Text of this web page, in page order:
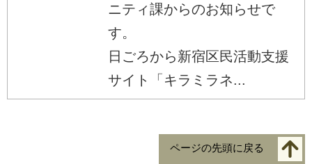
ニティ課からのお知らせで
す。
日ごろから新宿区民活動支援
サイト「キラミラネ...
ページの先頭に戻る